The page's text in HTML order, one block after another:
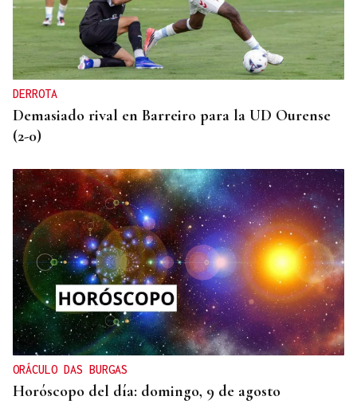
DERROTA
Demasiado rival en Barreiro para la UD Ourense
(2-0)
ORÁCULO DAS BURGAS
Horóscopo del día: domingo, 9 de agosto